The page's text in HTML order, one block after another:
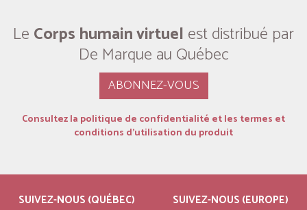
Le Corps humain virtuel est distribué par
De Marque au Québec
ABONNEZ-VOUS
Consultez la politique de confidentialité et les termes et
conditions d’utilisation du produit
SUIVEZ-NOUS (QUÉBEC) SUIVEZ-NOUS (EUROPE)